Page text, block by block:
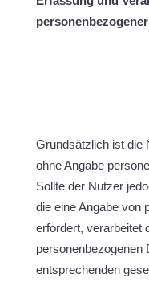
Grundsätzlich ist die
ohne Angabe
Sollte der Nutzer
die eine Angabe von
erfordert, verarbeitet
personenbezogenen
entsprechenden